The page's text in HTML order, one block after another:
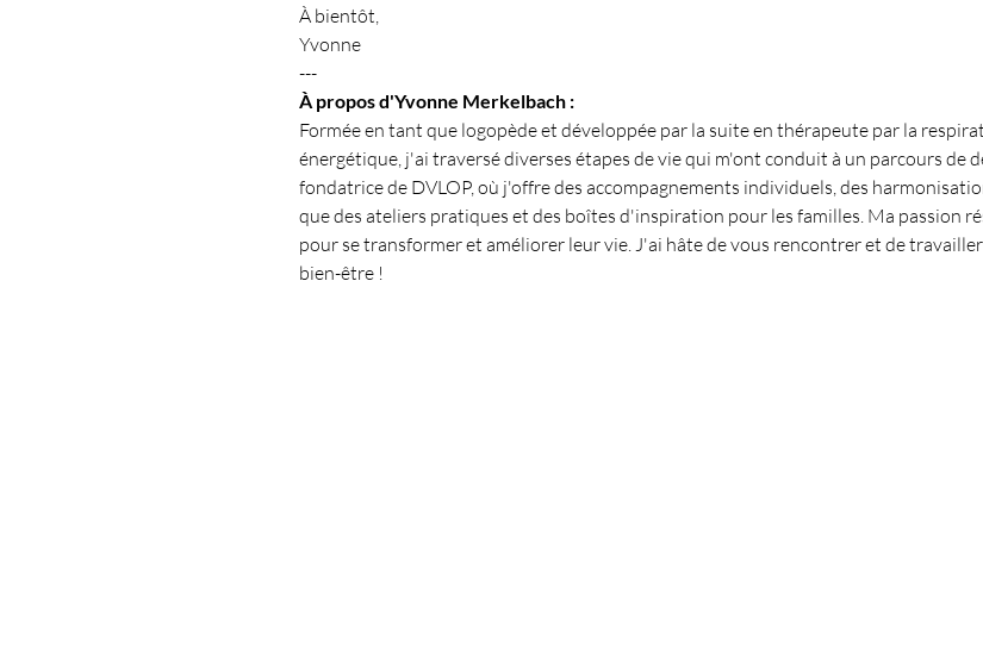
À bientôt,
Yvonne
---
À propos d'Yvonne Merkelbach :
Formée en tant que logopède et développée par la suite en thérapeute par la
énergétique, j'ai traversé diverses étapes de vie qui m'ont conduit à un parcours de
fondatrice de DVLOP, où j'offre des accompagnements individuels, des
que des ateliers pratiques et des boîtes d'inspiration pour les familles. Ma passion
pour se transformer et améliorer leur vie. J'ai hâte de vous rencontrer et de
bien-être !